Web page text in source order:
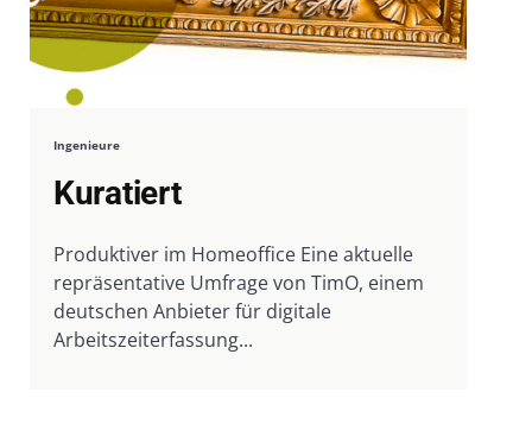
Ingenieure
Kuratiert
Produktiver im Homeoffice Eine aktuelle
repräsentative Umfrage von TimO, einem
deutschen Anbieter für digitale
Arbeitszeiterfassung...